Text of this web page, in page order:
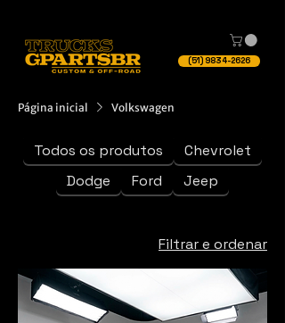
(51) 9834-2626
Página inicial Volkswagen
Todos os produtos
Chevrolet
Dodge
Ford Jeep
Filtrar e ordenar